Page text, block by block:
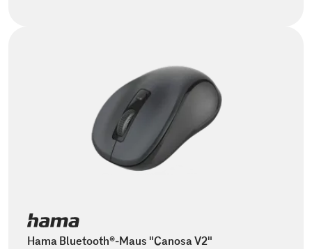
Hama Bluetooth®-Maus "Canosa V2"